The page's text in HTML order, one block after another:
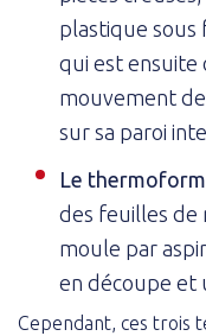
plastique sous
qui est ensuite
mouvement
sur sa paroi
Le
des feuilles de
moule par
en découpe et
Cependant, ces trois